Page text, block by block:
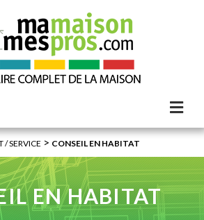
/ SERVICE > CONSEIL EN HABITAT
EN HABITAT